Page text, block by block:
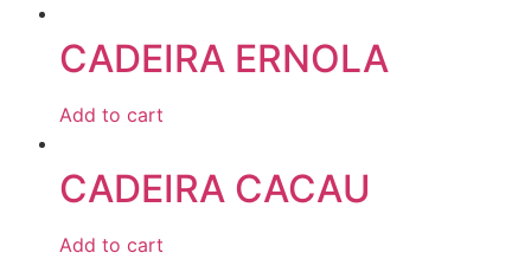
CADEIRA ERNOLA
Add to cart
CADEIRA CACAU
Add to cart